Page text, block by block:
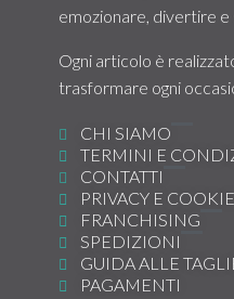
emozionare, divertire
Ogni articolo è
trasformare ogni
CHI SIAMO
TERMINI E
CONTATTI
PRIVACY E COOKIE
FRANCHISING
SPEDIZIONI
GUIDA ALLE
PAGAMENTI